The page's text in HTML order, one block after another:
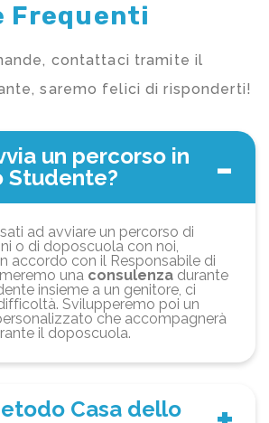
Frequenti
contattaci tramite il
saremo felici di risponderti!
un percorso in
Studente?
ad avviare un percorso di
o di doposcuola con noi,
accordo con il Responsabile di
una consulenza durante
insieme a un genitore, ci
Svilupperemo poi un
che accompagnerà
il doposcuola.
Casa dello